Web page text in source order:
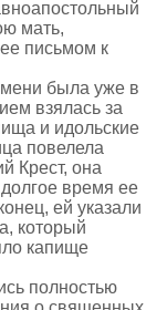
мать,
письмом к
была уже в
взялась за
и идольские
повелела
Крест, она
время ее
ей указали
который
капище
полностью